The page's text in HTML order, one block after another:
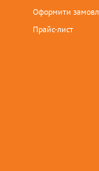
Оформити
Прайс-лист